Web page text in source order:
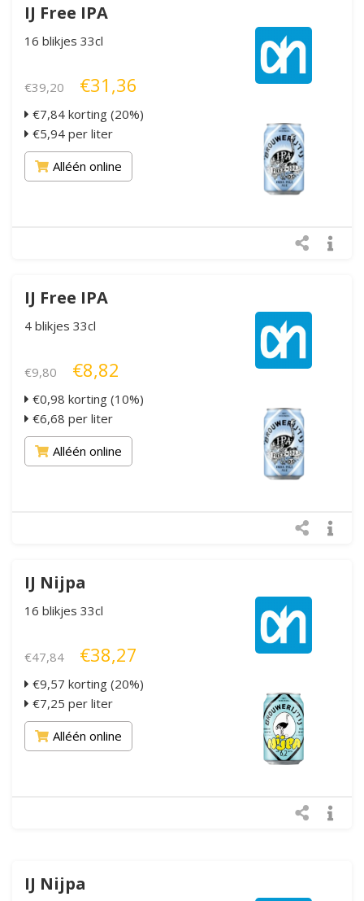
IJ Free IPA
16 blikjes 33cl
€39,20 €31,36
€7,84 korting (20%)
€5,94 per liter
Alléén online
IJ Free IPA
4 blikjes 33cl
€9,80 €8,82
€0,98 korting (10%)
€6,68 per liter
Alléén online
IJ Nijpa
16 blikjes 33cl
€47,84 €38,27
€9,57 korting (20%)
€7,25 per liter
Alléén online
IJ Nijpa